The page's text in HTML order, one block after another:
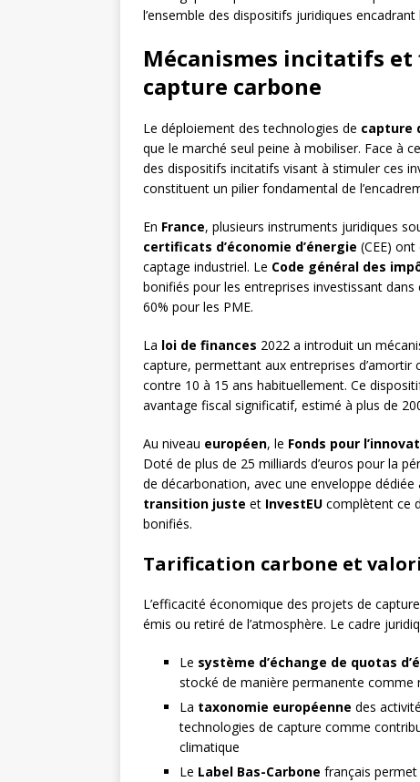
l’ensemble des dispositifs juridiques
Mécanismes incitatifs
capture carbone
Le déploiement des technologies de capture
que le marché seul peine à mobiliser. Face à
des dispositifs incitatifs visant à stimuler ces
constituent un pilier fondamental de
En France, plusieurs instruments juridiques
certificats d’économie d’énergie (CEE)
captage industriel. Le Code général des
bonifiés pour les entreprises investissant
60% pour les PME.
La loi de finances 2022 a introduit un
capture, permettant aux entreprises
contre 10 à 15 ans habituellement. Ce
avantage fiscal significatif, estimé à plus de
Au niveau européen, le Fonds pour
Doté de plus de 25 milliards d’euros pour la
de décarbonation, avec une enveloppe
transition juste et InvestEU complètent ce
bonifiés.
Tarification carbone et
L’efficacité économique des projets de
émis ou retiré de l’atmosphère. Le cadre
Le système d’échange de quotas
stocké de manière permanente comme
La taxonomie européenne des
technologies de capture comme
climatique
Le Label Bas-Carbone français